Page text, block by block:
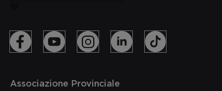
Associazione Provinciale